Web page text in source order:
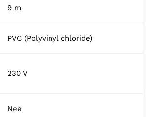
9 m
PVC (Polyvinyl chloride)
230 V
Nee